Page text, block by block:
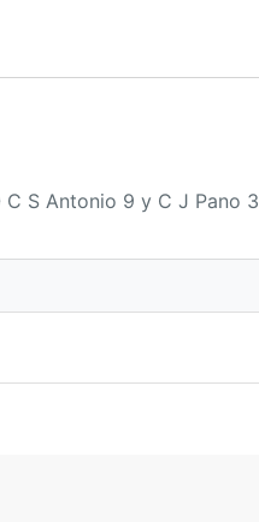
C S Antonio 9 y C J Pano 3